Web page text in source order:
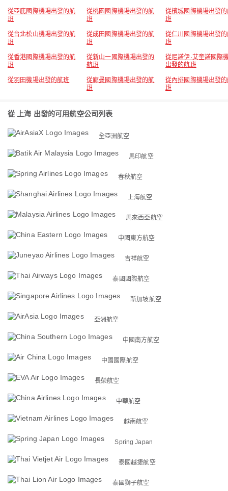
從亞庇國際機場出發的航
班
從桃園國際機場出發的航
班
從檳城國際機場出發
班
從台北松山機場出發的航
班
從成田國際機場出發的航
班
從仁川國際機場出發
班
從香港國際機場出發的航
班
從新山一國際機場出發的
航班
從尼諾伊·艾奎諾國際
出發的航班
從羽田機場出發的航班
從廊曼國際機場出發的航
班
從內排國際機場出發
班
從 上海 出發的可用航空公司列表
全亞洲航空
馬印航空
春秋航空
上海航空
馬來西亞航空
中國東方航空
吉祥航空
泰國國際航空
新加坡航空
亞洲航空
中國南方航空
中國國際航空
長榮航空
中華航空
越南航空
Spring Japan
泰國越捷航空
泰國獅子航空